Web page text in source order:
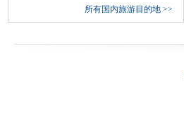
所有国内旅游目的地 >>